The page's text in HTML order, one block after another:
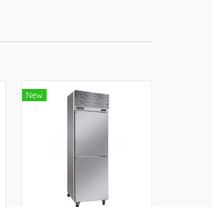
New